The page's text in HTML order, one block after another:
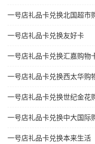
一号店礼品卡兑换北国超市
一号店礼品卡兑换友好卡
一号店礼品卡兑换汇嘉购物
一号店礼品卡兑换西太华购
一号店礼品卡兑换世纪金花
一号店礼品卡兑换中大国际
一号店礼品卡兑换本来生活